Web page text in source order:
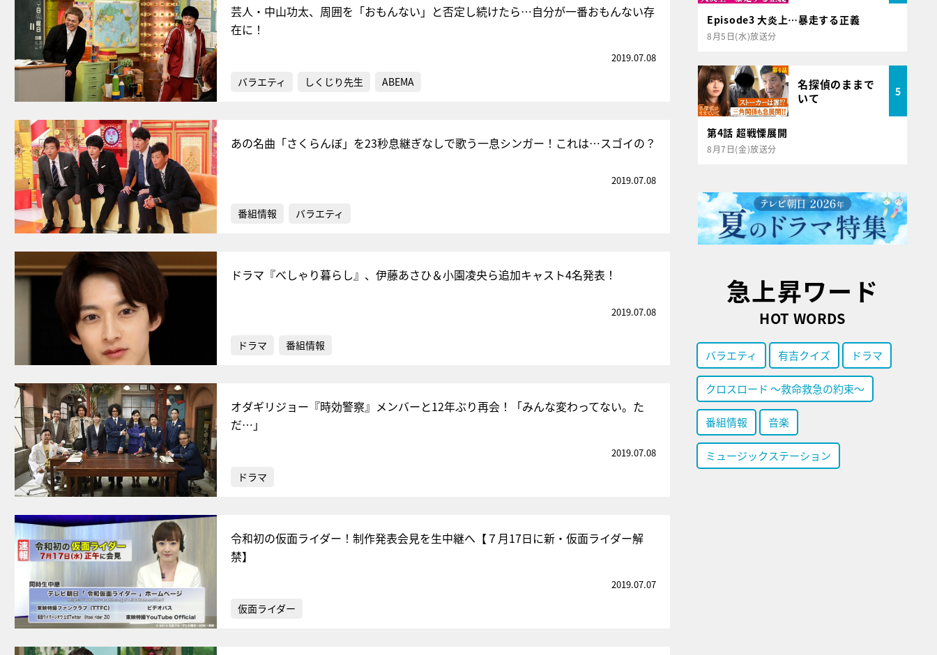
芸人・中山功太、周囲を「おもんない」と否定し続けたら…自分が一番おもんない存
在に！
2019.07.08
バラエティ しくじり先生 ABEMA
あの名曲「さくらんぼ」を23秒息継ぎなしで歌う一息シンガー！これは…スゴイの？
2019.07.08
番組情報 バラエティ
ドラマ『べしゃり暮らし』、伊藤あさひ＆小園凌央ら追加キャスト4名発表！
2019.07.08
ドラマ 番組情報
オダギリジョー『時効警察』メンバーと12年ぶり再会！「みんな変わってない。た
だ…」
2019.07.08
ドラマ
令和初の仮面ライダー！制作発表会見を生中継へ【７月17日に新・仮面ライダー解
禁】
2019.07.07
仮面ライダー
Episode3 大炎上…暴走する正義
8月5日(水)放送分
名探偵のままで
いて
5
第4話 超戦慄展開
8月7日(金)放送分
急上昇ワード
HOT WORDS
バラエティ 有吉クイズ ドラマ
クロスロード ～救命救急の約束～
番組情報 音楽
ミュージックステーション